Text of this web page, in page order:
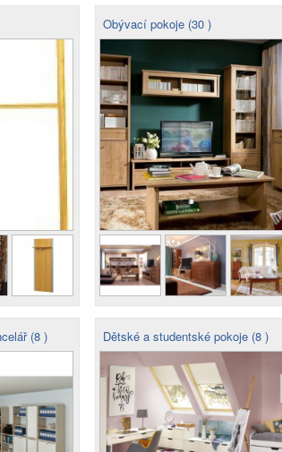
Obývací pokoje (30 )
(8 ) Dětské a studentské pokoje (8 )